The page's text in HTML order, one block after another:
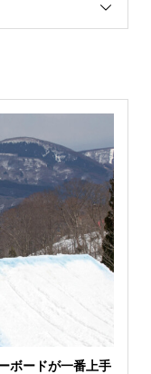
ボードが一番上手